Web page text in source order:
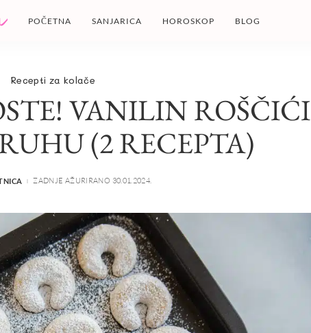
POČETNA SANJARICA HOROSKOP BLOG
Recepti za kolače
VANILIN ROŠČIĆI
(2 RECEPTA)
ZADNJE AŽURIRANO 30.01.2024.